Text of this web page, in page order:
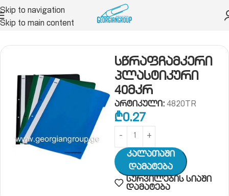
Skip to navigation
Skip to main content
საქაღალდე, ფაილი, სავიზიტე
სწრაფჩამკერი
პლასტიკური
40მკრ
არტიკული: 4820TR
₾0.27
Კალათაში
Დამატება
სურვილების სიაში
დამატება